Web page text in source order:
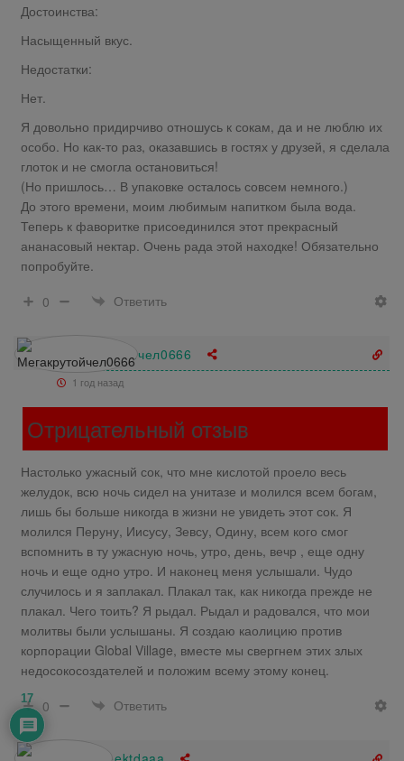
Достоинства:
Насыщенный вкус.
Недостатки:
Нет.
Я довольно придирчиво отношусь к сокам, да и не люблю их
особо. Но как-то раз, оказавшись в гостях у друзей, я сделала
глоток и не смогла остановиться!
(Но пришлось… В упаковке осталось совсем немного.)
До этого времени, моим любимым напитком была вода.
Теперь к фаворитке присоединился этот прекрасный
ананасовый нектар. Очень рада этой находке! Обязательно
попробуйте.
0
Ответить
Мегакрутойчел0666
1 год назад
Отрицательный отзыв
Настолько ужасный сок, что мне кислотой проело весь
желудок, всю ночь сидел на унитазе и молился всем богам,
лишь бы больше никогда в жизни не увидеть этот сок. Я
молился Перуну, Иисусу, Зевсу, Одину, всем кого смог
вспомнить в ту ужасную ночь, утро, день, вечр , еще одну
ночь и еще одно утро. И наконец меня услышали. Чудо
случилось и я заплакал. Плакал так, как никогда прежде не
плакал. Чего тоить? Я рыдал. Рыдал и радовался, что мои
молитвы были услышаны. Я создаю каолицию против
корпорации Global Village, вместе мы свергнем этих злых
недосокосоздателей и положим всему этому конец.
0
Ответить
17